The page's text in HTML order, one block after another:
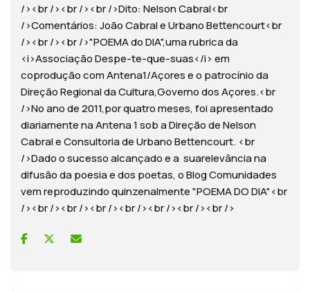
/><br /><br /><br />Dito: Nelson Cabral<br
/>Comentários: João Cabral e Urbano Bettencourt<br
/><br /><br />"POEMA do DIA",uma rubrica da
<i>Associação Despe-te-que-suas</i> em
coprodução com Antena1/Açores e o patrocínio da
Direção Regional da Cultura,Governo dos Açores.<br
/>No ano de 2011,por quatro meses, foi apresentado
diariamente na Antena 1 sob a Direção de Nelson
Cabral e Consultoria de Urbano Bettencourt. <br
/>Dado o sucesso alcançado e a suarelevância na
difusão da poesia e dos poetas, o Blog Comunidades
vem reproduzindo quinzenalmente "POEMA DO DIA"<br
/><br /><br /><br /><br /><br /><br /><br />